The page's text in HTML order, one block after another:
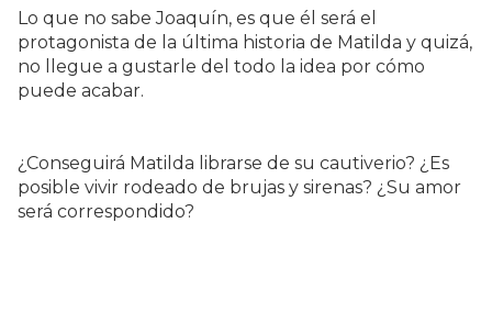
Lo que no sabe Joaquín, es que él será el
protagonista de la última historia de Matilda y quizá,
no llegue a gustarle del todo la idea por cómo
puede acabar.
¿Conseguirá Matilda librarse de su cautiverio? ¿Es
posible vivir rodeado de brujas y sirenas? ¿Su amor
será correspondido?